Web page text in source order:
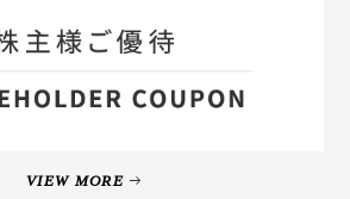
VIEW MORE